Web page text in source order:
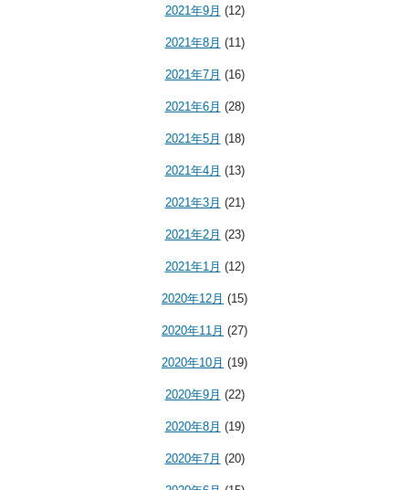
2021年9月 (12)
2021年8月 (11)
2021年7月 (16)
2021年6月 (28)
2021年5月 (18)
2021年4月 (13)
2021年3月 (21)
2021年2月 (23)
2021年1月 (12)
2020年12月 (15)
2020年11月 (27)
2020年10月 (19)
2020年9月 (22)
2020年8月 (19)
2020年7月 (20)